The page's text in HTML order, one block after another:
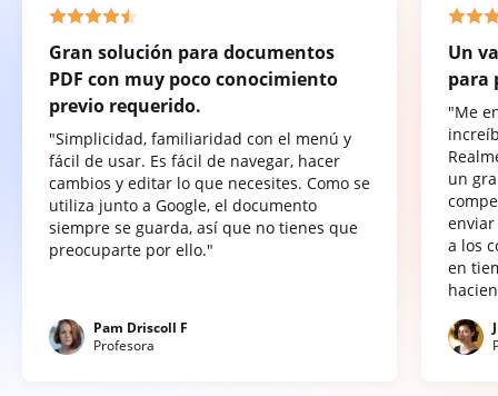
Gran solución para documentos
PDF con muy poco conocimiento
previo requerido.
"Simplicidad, familiaridad con el menú y
fácil de usar. Es fácil de navegar, hacer
cambios y editar lo que necesites. Como se
utiliza junto a Google, el documento
siempre se guarda, así que no tienes que
preocuparte por ello."
Pam Driscoll F
Profesora
Un
para
"Me
un
a los
en